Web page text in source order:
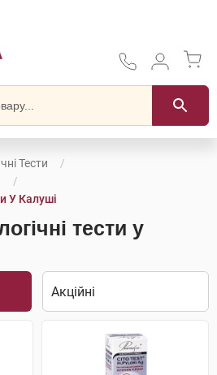
Тести
У Калуші
тести у